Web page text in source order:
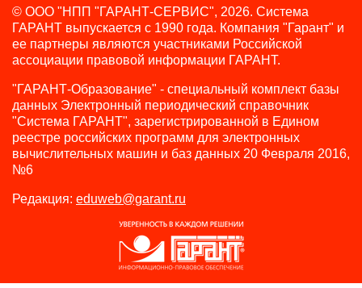
© ООО "НПП "ГАРАНТ-СЕРВИС", 2026. Система
ГАРАНТ выпускается с 1990 года. Компания "Гарант" и
ее партнеры являются участниками Российской
ассоциации правовой информации ГАРАНТ.
"ГАРАНТ-Образование" - специальный комплект базы
данных Электронный периодический справочник
"Система ГАРАНТ", зарегистрированной в Едином
реестре российских программ для электронных
вычислительных машин и баз данных 20 Февраля 2016,
№6
Редакция: eduweb@garant.ru